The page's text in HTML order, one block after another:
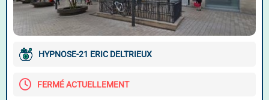
HYPNOSE-21 ERIC DELTRIEUX
FERMÉ ACTUELLEMENT